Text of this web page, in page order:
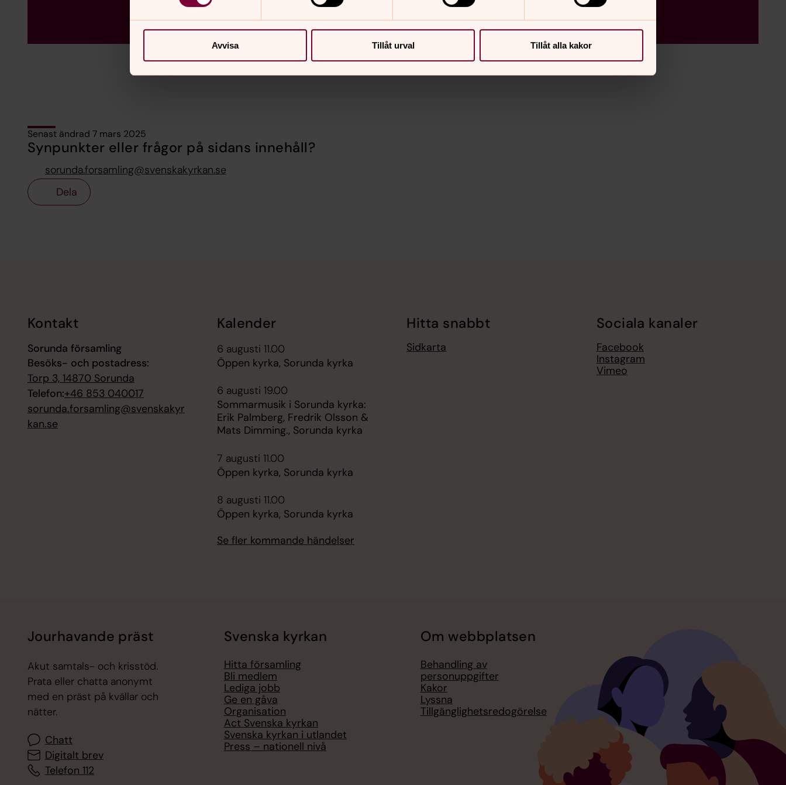
Avvisa Tillåt urval Tillåt alla kakor
Senast ändrad 7 mars 2025
Synpunkter eller frågor på sidans innehåll?
sorunda.forsamling@svenskakyrkan.se
Dela
Kontakt
Sorunda församling
Besöks- och postadress:
Torp 3, 14870 Sorunda
Telefon:+46 853 040017
sorunda.forsamling@svenskakyr
kan.se
Kalender
6 augusti 11.00
Öppen kyrka, Sorunda kyrka
6 augusti 19.00
Sommarmusik i Sorunda kyrka:
Erik Palmberg, Fredrik Olsson &
Mats Dimming., Sorunda kyrka
7 augusti 11.00
Öppen kyrka, Sorunda kyrka
8 augusti 11.00
Öppen kyrka, Sorunda kyrka
Se fler kommande händelser
Hitta snabbt
Sidkarta
Sociala kanaler
Facebook
Instagram
Vimeo
Jourhavande präst
Akut samtals- och krisstöd.
Prata eller chatta anonymt
med en präst på kvällar och
nätter.
Chatt
Digitalt brev
Telefon 112
Svenska kyrkan
Hitta församling
Bli medlem
Lediga jobb
Ge en gåva
Organisation
Act Svenska kyrkan
Svenska kyrkan i utlandet
Press – nationell nivå
Om webbplatsen
Behandling av
personuppgifter
Kakor
Lyssna
Tillgänglighetsredogörelse